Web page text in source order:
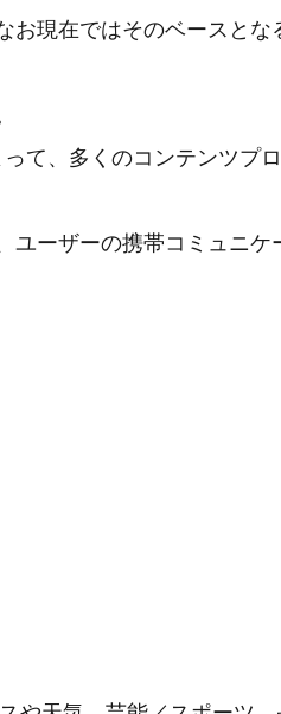
現在ではそのベースとな
て、多くのコンテンツプ
ユーザーの携帯コミュニケ